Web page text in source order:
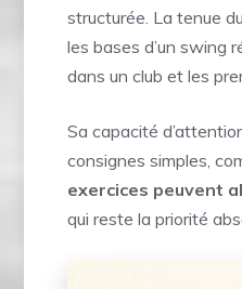
structurée. La tenue
les bases d’un swing
dans un club et les
Sa capacité
consignes simples,
exercices peuvent
qui reste la priorité